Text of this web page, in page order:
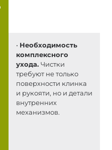
• Необходимость
комплексного
ухода. Чистки
требуют не только
поверхности клинка
и рукояти, но и детали
внутренних
механизмов.